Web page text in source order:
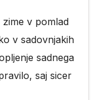
v pomlad
v sadovnjakih
sadnega
saj sicer